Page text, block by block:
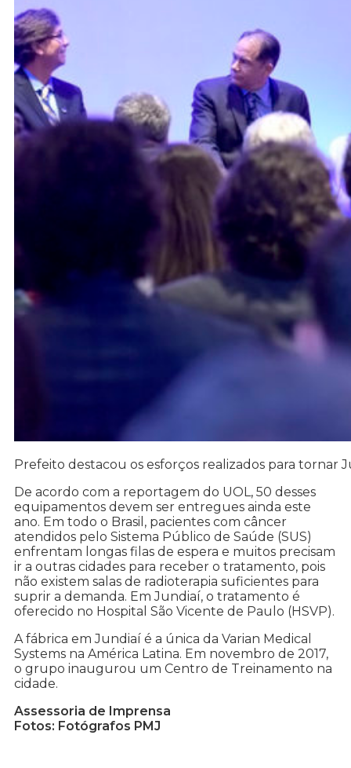
Prefeito destacou os esforços realizados para tornar
De acordo com a reportagem do UOL, 50 desses
equipamentos devem ser entregues ainda este
ano. Em todo o Brasil, pacientes com câncer
atendidos pelo Sistema Público de Saúde (SUS)
enfrentam longas filas de espera e muitos precisam
ir a outras cidades para receber o tratamento, pois
não existem salas de radioterapia suficientes para
suprir a demanda. Em Jundiaí, o tratamento é
oferecido no Hospital São Vicente de Paulo (HSVP).
A fábrica em Jundiaí é a única da Varian Medical
Systems na América Latina. Em novembro de 2017,
o grupo inaugurou um Centro de Treinamento na
cidade.
Assessoria de Imprensa
Fotos: Fotógrafos PMJ